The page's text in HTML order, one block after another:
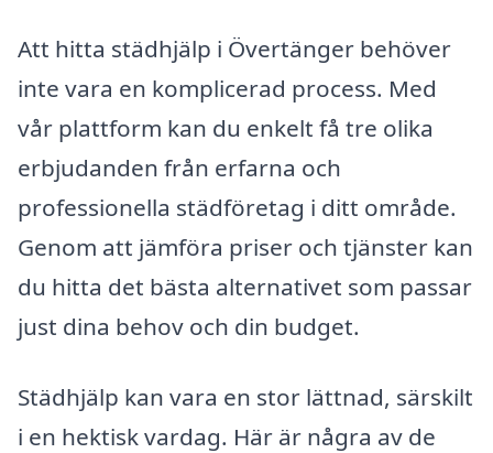
Att hitta städhjälp i Övertänger behöver
inte vara en komplicerad process. Med
vår plattform kan du enkelt få tre olika
erbjudanden från erfarna och
professionella städföretag i ditt område.
Genom att jämföra priser och tjänster kan
du hitta det bästa alternativet som passar
just dina behov och din budget.
Städhjälp kan vara en stor lättnad, särskilt
i en hektisk vardag. Här är några av de